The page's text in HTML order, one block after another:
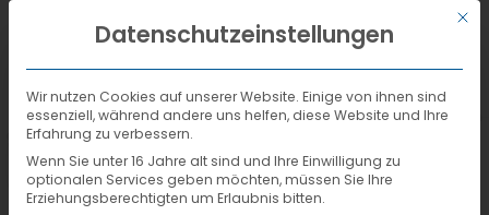
DEUTSCHMit
Datenschutzeinstellungen
Wir nutzen Cookies auf unserer Website. Einige von ihnen sind
essenziell, während andere uns helfen, diese Website und Ihre
Erfahrung zu verbessern.
Wenn Sie unter 16 Jahre alt sind und Ihre Einwilligung zu
optionalen Services geben möchten, müssen Sie Ihre
Erziehungsberechtigten um Erlaubnis bitten.